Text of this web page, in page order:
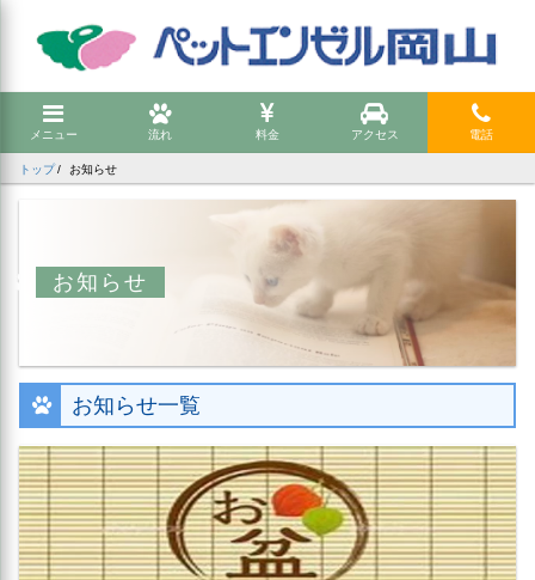
メニュー 流れ 料金 アクセス 電話
トップ お知らせ
お知らせ
お知らせ一覧